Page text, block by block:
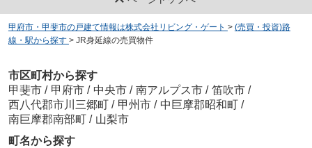
甲府市・甲斐市の戸建て情報は株式会社リビング・ゲート > (売買・投資)路
線・駅から探す > JR身延線の売買物件
市区町村から探す
甲斐市 / 甲府市 / 中央市 / 南アルプス市 / 笛吹市 /
西八代郡市川三郷町 / 甲州市 / 中巨摩郡昭和町 /
南巨摩郡南部町 / 山梨市
町名から探す